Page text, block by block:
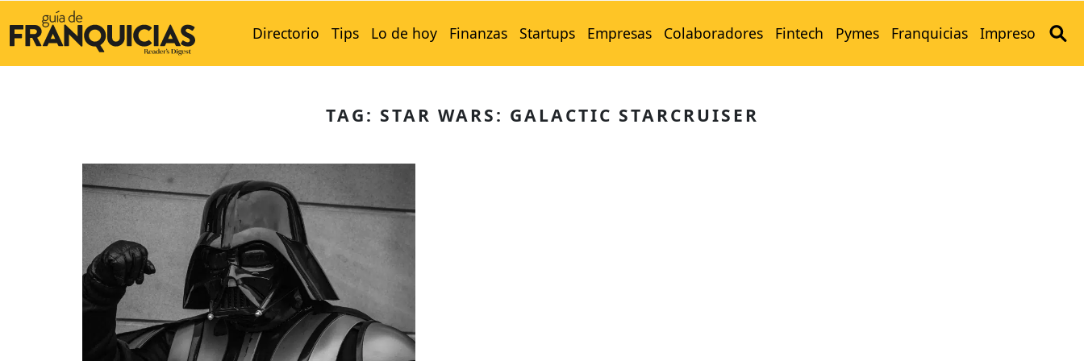
Directorio Tips Lo de hoy Finanzas Startups Empresas Colaboradores Fintech Pymes Franquicias Impreso
TAG: STAR WARS: GALACTIC STARCRUISER